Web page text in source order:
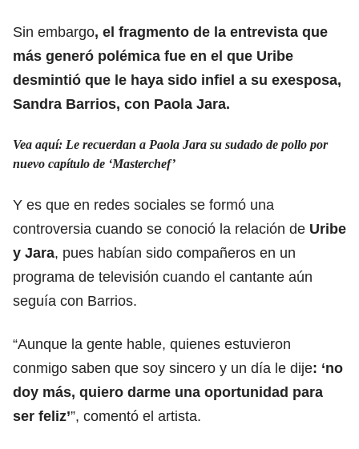
Sin embargo, el fragmento de la entrevista que
más generó polémica fue en el que Uribe
desmintió que le haya sido infiel a su exesposa,
Sandra Barrios, con Paola Jara.
Vea aquí: Le recuerdan a Paola Jara su sudado de pollo por
nuevo capítulo de ‘Masterchef’
Y es que en redes sociales se formó una
controversia cuando se conoció la relación de Uribe
y Jara, pues habían sido compañeros en un
programa de televisión cuando el cantante aún
seguía con Barrios.
“Aunque la gente hable, quienes estuvieron
conmigo saben que soy sincero y un día le dije: ‘no
doy más, quiero darme una oportunidad para
ser feliz’”, comentó el artista.